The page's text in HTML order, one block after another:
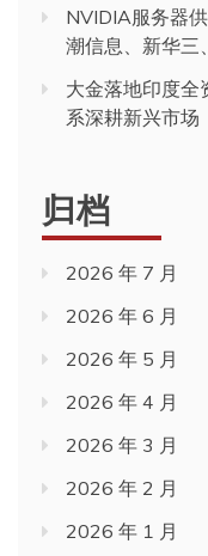
NVIDIA服务器
潮信息、新华三
大金落地印度全
系深耕新兴市场
归档
2026 年 7 月
2026 年 6 月
2026 年 5 月
2026 年 4 月
2026 年 3 月
2026 年 2 月
2026 年 1 月